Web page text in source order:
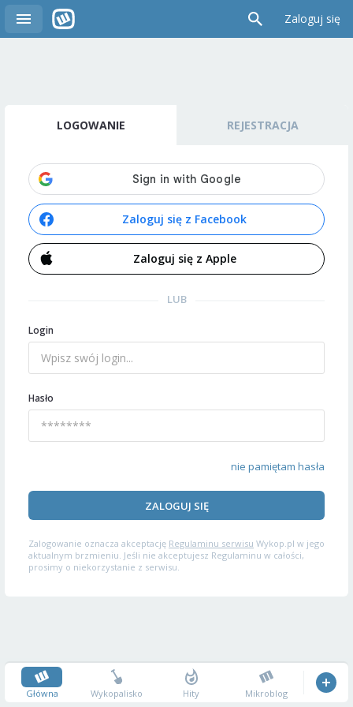
Zaloguj się
LOGOWANIE REJESTRACJA
Zaloguj się z Facebook
Zaloguj się z Apple
LUB
Login
Hasło
nie pamiętam hasła
ZALOGUJ SIĘ
Zalogowanie oznacza akceptację Regulaminu serwisu Wykop.pl w jego
aktualnym brzmieniu. Jeśli nie akceptujesz Regulaminu w całości,
prosimy o niekorzystanie z serwisu.
Główna Wykopalisko Hity Mikroblog